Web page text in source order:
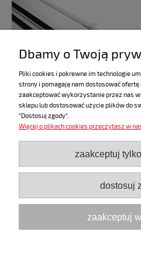
MOJE
Dbamy o Twoją
Pliki cookies i pokrewne im technologie
strony i pomagają nam dostosować ofertę
zaakceptować wykorzystanie przez nas
sklepu lub dostosować użycie plików do
"Dostosuj zgody".
Więcej o plikach cookies przeczytasz w
zaakceptuj
dostosuj
zaakceptuj